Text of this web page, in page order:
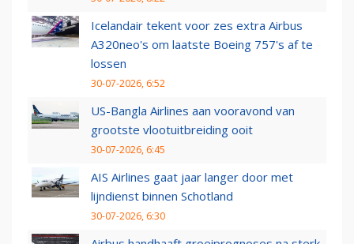
Icelandair tekent voor zes extra Airbus
A320neo's om laatste Boeing 757's af te
lossen
30-07-2026, 6:52
US-Bangla Airlines aan vooravond van
grootste vlootuitbreiding ooit
30-07-2026, 6:45
AIS Airlines gaat jaar langer door met
lijndienst binnen Schotland
30-07-2026, 6:30